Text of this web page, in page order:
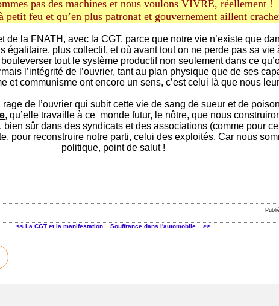
pas des machines et nous voulons VIVRE, réellement !
feu et qu’en plus patronat et gouvernement aillent
de la FNATH, avec la CGT, parce que notre vie n’existe que
égalitaire, plus collectif, et où avant tout on ne perde pas sa
tout le système productif non seulement dans ce
l’intégrité de l’ouvrier, tant au plan physique que de ses
et communisme ont encore un sens, c’est celui là que nous
de l’ouvrier qui subit cette vie de sang de sueur et de
, qu’elle travaille à ce monde futur, le nôtre, que nous
sûr dans des syndicats et des associations (comme pour
pour reconstruire notre parti, celui des exploités. Car nous
politique, point de salut !
<< La CGT et la manifestation... Souffrance dans l'automobile... >>